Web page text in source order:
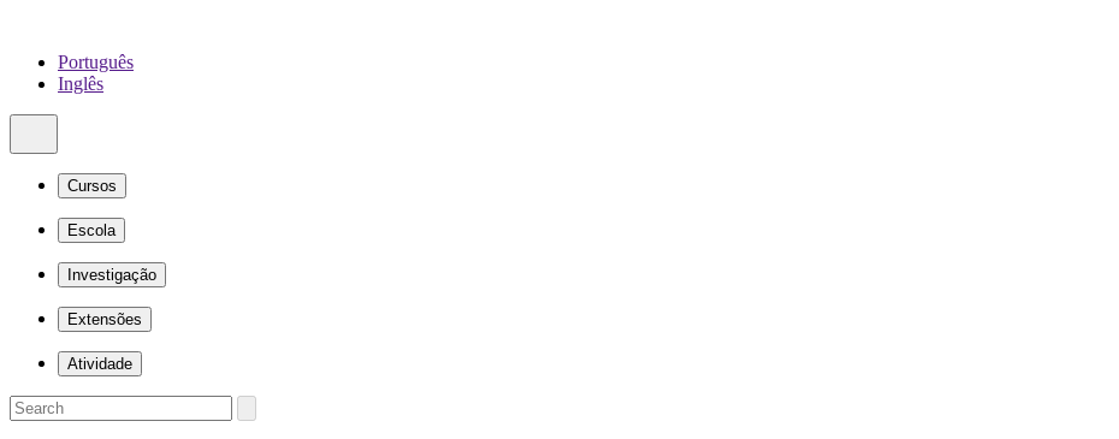
Português
Inglês
Cursos
Escola
Investigação
Extensões
Atividade